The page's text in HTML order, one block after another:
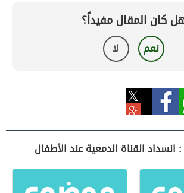
كان المقال مفيداً؟
نعم لا
القناة الدمعية عند الأطفال